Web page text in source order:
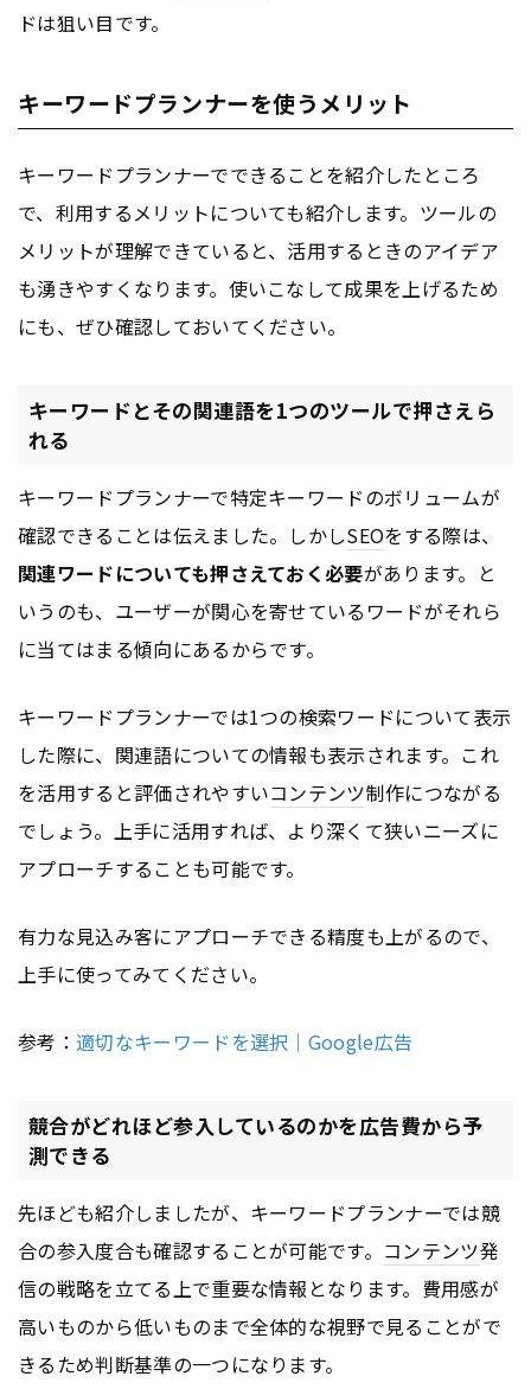
ドは狙い目です。
キーワードプランナーを使うメリット
キーワードプランナーでできることを紹介したところ
で、利用するメリットについても紹介します。ツールの
メリットが理解できていると、活用するときのアイデア
も湧きやすくなります。使いこなして成果を上げるため
にも、ぜひ確認しておいてください。
キーワードとその関連語を1つのツールで押さえら
れる
キーワードプランナーで特定キーワードのボリュームが
確認できることは伝えました。しかしSEOをする際は、
関連ワードについても押さえておく必要があります。と
いうのも、ユーザーが関心を寄せているワードがそれら
に当てはまる傾向にあるからです。
キーワードプランナーでは1つの検索ワードについて表示
した際に、関連語についての情報も表示されます。これ
を活用すると評価されやすいコンテンツ制作につながる
でしょう。上手に活用すれば、より深くて狭いニーズに
アプローチすることも可能です。
有力な見込み客にアプローチできる精度も上がるので、
上手に使ってみてください。
参考： 適切なキーワードを選択｜Google広告
競合がどれほど参入しているのかを広告費から予
測できる
先ほども紹介しましたが、キーワードプランナーでは競
合の参入度合も確認することが可能です。 コンテンツ発
信の戦略を立てる上で重要な情報となります。費用感が
高いものから低いものまで全体的な視野で見ることがで
きるため判断基準の一つになります。